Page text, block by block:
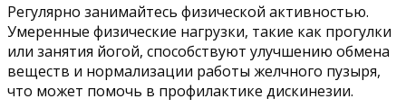
Регулярно занимайтесь физической активностью.
Умеренные физические нагрузки, такие как прогулки
или занятия йогой, способствуют улучшению обмена
веществ и нормализации работы желчного пузыря,
что может помочь в профилактике дискинезии.